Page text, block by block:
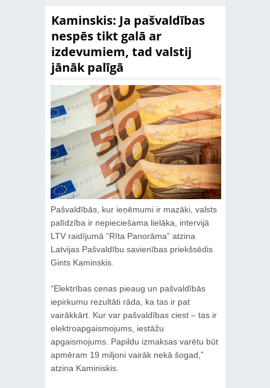
Kaminskis: Ja pašvaldības
nespēs tikt galā ar
izdevumiem, tad valstij
jānāk palīgā
Pašvaldībās, kur ieņēmumi ir mazāki, valsts
palīdzība ir nepieciešama lielāka, intervijā
LTV raidījumā “Rīta Panorāma” atzina
Latvijas Pašvaldību savienības priekšsēdis
Gints Kaminskis.
“Elektrības cenas pieaug un pašvaldībās
iepirkumu rezultāti rāda, ka tas ir pat
vairākkārt. Kur var pašvaldības ciest – tas ir
elektroapgaismojums, iestāžu
apgaismojums. Papildu izmaksas varētu būt
apmēram 19 miljoni vairāk nekā šogad,”
atzina Kaminiskis.